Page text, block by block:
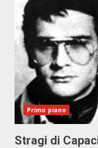
Primo piano
Stragi di